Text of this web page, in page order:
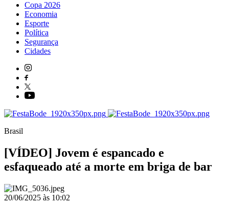
Copa 2026
Economia
Esporte
Política
Segurança
Cidades
Brasil
[VÍDEO] Jovem é espancado e
esfaqueado até a morte em briga de bar
20/06/2025 às 10:02